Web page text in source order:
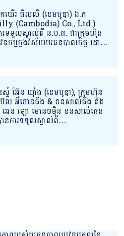
ឃើរ ធីលលី (ខេមបូឌា) ឯ.ក
(Cambodia) Co., Ltd.)
ទទួលស្គាល់ពី ន.ប.ធ. ជាក្រុមហ៊ុន
នកម្មក្នុងវិស័យបរធនបាលកិច្ច ដោយ
លក្ខខណ្ឌតម្រូវគ្រប់គ្រាន់
ទ៍ អ៊ែន យ៉ាំង (ខេមបូឌា), ក្រុមហ៊ុន
ប៊ល អឹខោនធីង & ខនសាល់ធីង និង
េន ឡោ មេនេចម៉ិន ខនសាល់ធេន
ការទទួលស្គាល់ពី
នបាលកិច្ច (ន.ប.ធ.) ជាក្រុមហ៊ុនផ្តល់